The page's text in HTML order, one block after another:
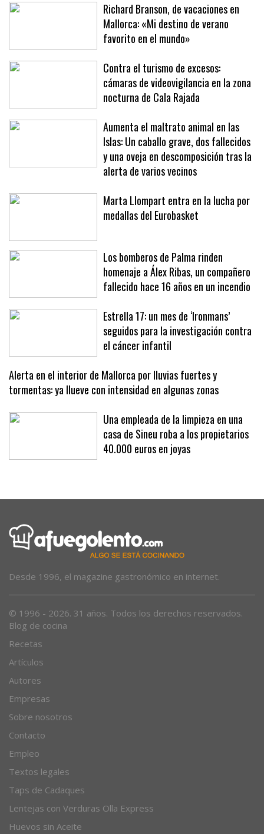
Richard Branson, de vacaciones en
Mallorca: «Mi destino de verano
favorito en el mundo»
Contra el turismo de excesos:
cámaras de videovigilancia en la zona
nocturna de Cala Rajada
Aumenta el maltrato animal en las
Islas: Un caballo grave, dos fallecidos
y una oveja en descomposición tras la
alerta de varios vecinos
Marta Llompart entra en la lucha por
medallas del Eurobasket
Los bomberos de Palma rinden
homenaje a Álex Ribas, un compañero
fallecido hace 16 años en un incendio
Estrella 17: un mes de ‘Ironmans’
seguidos para la investigación contra
el cáncer infantil
Alerta en el interior de Mallorca por lluvias fuertes y
tormentas: ya llueve con intensidad en algunas zonas
Una empleada de la limpieza en una
casa de Sineu roba a los propietarios
40.000 euros en joyas
Desde 1996, el magazine gastronómico en internet.
© 1996 - 2026. 31 años. Todos los derechos reservados.
Blog de cocina
Recetas
Artículos
Autores
Empresas
Sobre nosotros
Contacto
Empleo
Textos legales
Taps de Cadaques
Lentejas con Verduras Olla Express
Huevos sin Aceite